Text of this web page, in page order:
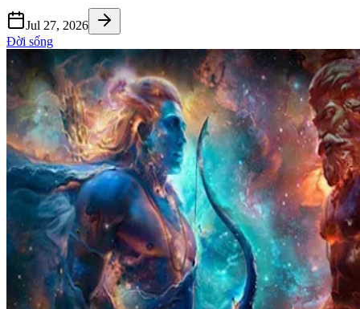
Jul 27, 2026
Đời sống